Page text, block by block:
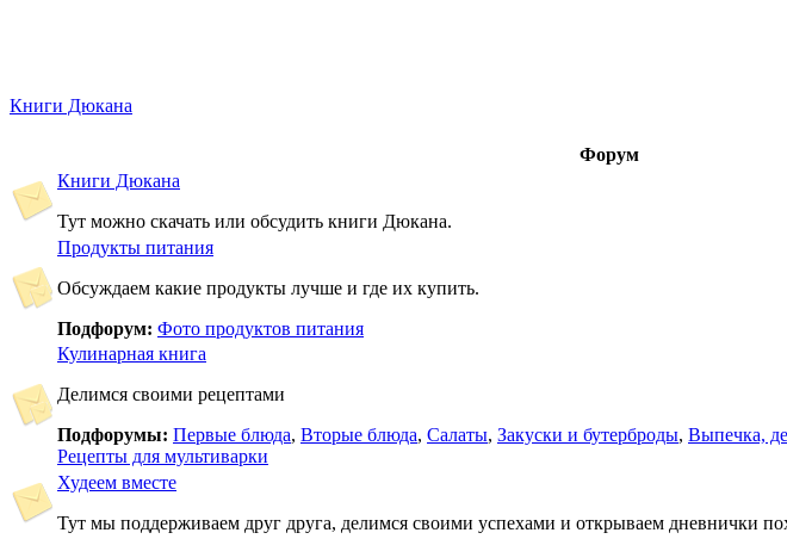
Книги Дюкана
Форум
Книги Дюкана
Тут можно скачать или обсудить книги Дюкана.
Продукты питания
Обсуждаем какие продукты лучше и где их купить.
Подфорум: Фото продуктов питания
Кулинарная книга
Делимся своими рецептами
Подфорумы: Первые блюда, Вторые блюда, Салаты, Закуски и бутерброды, Выпечка,
Рецепты для мультиварки
Худеем вместе
Тут мы поддерживаем друг друга, делимся своими успехами и открываем дневнички